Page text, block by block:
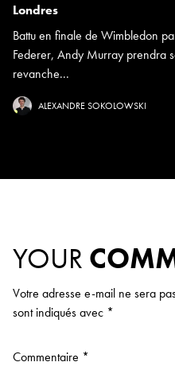
Londres
Battu en finale de Wimbledon
Federer, Andy Murray prendra
revanche...
ALEXANDRE SOKOLOWSKI
YOUR
Votre adresse e-mail ne sera
sont indiqués avec *
Commentaire *